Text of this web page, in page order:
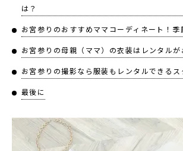
は？
お宮参りのおすすめママコーディネート！季
お宮参りの母親（ママ）の衣装はレンタルが
お宮参りの撮影なら服装もレンタルできるス
最後に